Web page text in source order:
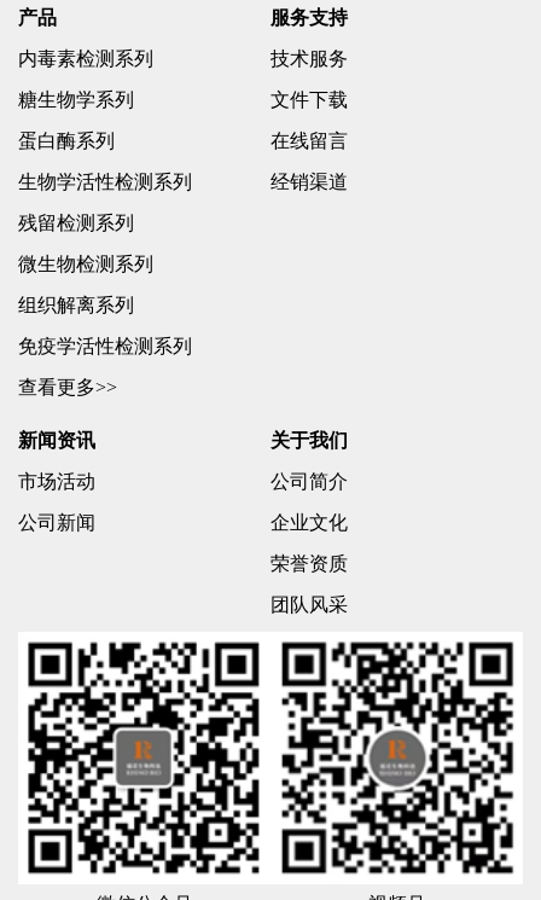
产品
内毒素检测系列
糖生物学系列
蛋白酶系列
生物学活性检测系列
残留检测系列
微生物检测系列
组织解离系列
免疫学活性检测系列
查看更多>>
服务支持
技术服务
文件下载
在线留言
经销渠道
新闻资讯
市场活动
公司新闻
关于我们
公司简介
企业文化
荣誉资质
团队风采